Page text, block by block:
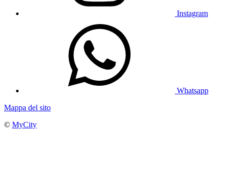
Instagram
Whatsapp
Mappa del sito
© MyCity